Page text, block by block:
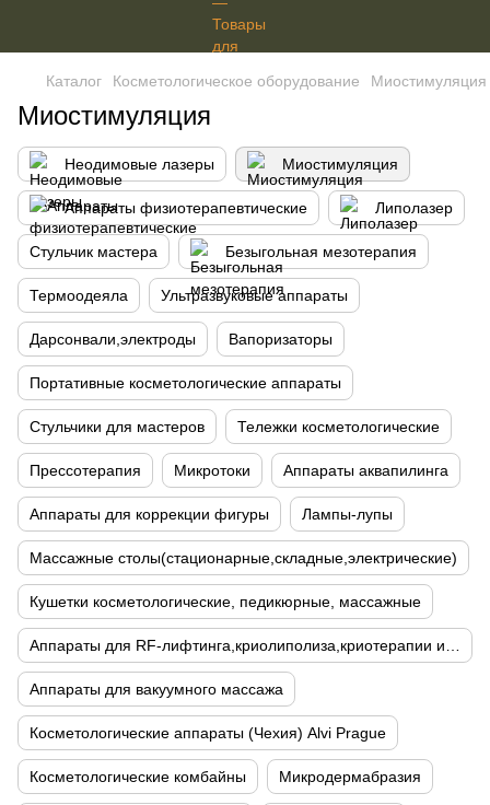
Каталог Косметологическое оборудование Миостимуляция
Миостимуляция
Неодимовые лазеры Миостимуляция
Аппараты физиотерапевтические Липолазер
Стульчик мастера Безыгольная мезотерапия
Термоодеяла Ультразвуковые аппараты
Дарсонвали,электроды Вапоризаторы
Портативные косметологические аппараты
Стульчики для мастеров Тележки косметологические
Прессотерапия Микротоки Аппараты аквапилинга
Аппараты для коррекции фигуры Лампы-лупы
Массажные столы(стационарные,складные,электрические)
Кушетки косметологические, педикюрные, массажные
Аппараты для вакуумного массажа
Косметологические аппараты (Чехия) Alvi Prague
Косметологические комбайны Микродермабразия